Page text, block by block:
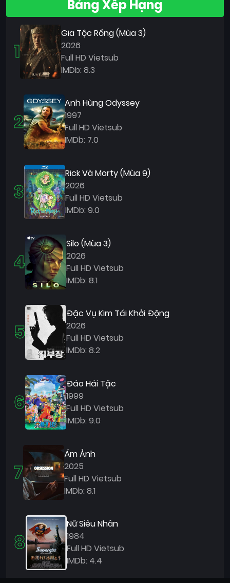
Bảng Xếp Hạng
1
Gia Tộc Rồng (Mùa 3)
2026
Full HD Vietsub
IMDb: 8.3
2
Anh Hùng Odyssey
1997
Full HD Vietsub
IMDb: 7.0
3
Rick Và Morty (Mùa 9)
2026
Full HD Vietsub
IMDb: 9.0
4
Silo (Mùa 3)
2026
Full HD Vietsub
IMDb: 8.1
5
Đặc Vụ Kim Tái Khởi Động
2026
Full HD Vietsub
IMDb: 8.2
6
Đảo Hải Tặc
1999
Full HD Vietsub
IMDb: 9.0
7
Ám Ảnh
2025
Full HD Vietsub
IMDb: 8.1
8
Nữ Siêu Nhân
1984
Full HD Vietsub
IMDb: 4.4